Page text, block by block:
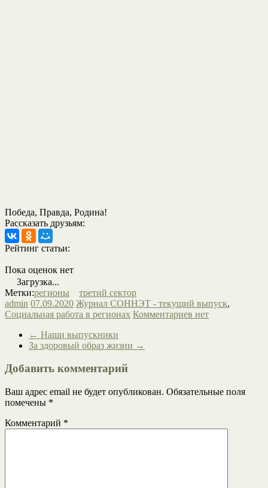
Победа, Правда, Родина!
Рассказать друзьям:
Рейтинг статьи:
Пока оценок нет
Загрузка...
Метки:регионы
третий сектор
admin 07.09.2020 Журнал СОННЭТ - текущий выпуск,
Социальная работа в регионах Комментариев нет
← Наши выпускники
За здоровый образ жизни →
Добавить комментарий
Ваш адрес email не будет опубликован. Обязательные поля
помечены *
Комментарий *